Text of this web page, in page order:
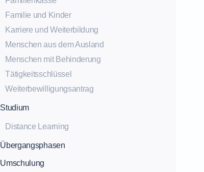
Familie und Kinder
Karriere und Weiterbildung
Menschen aus dem Ausland
Menschen mit Behinderung
Tätigkeitsschlüssel
Weiterbewilligungsantrag
Studium
Distance Learning
Übergangsphasen
Umschulung